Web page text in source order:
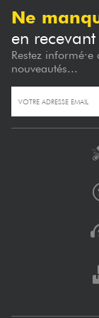
Ne
en
Restez
nouveautés...